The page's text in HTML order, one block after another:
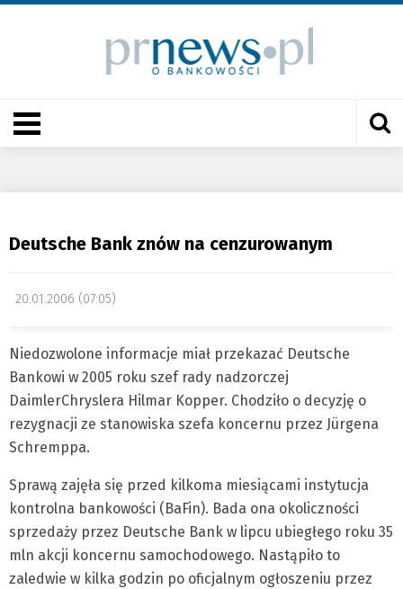
Deutsche Bank znów na cenzurowanym
20.01.2006 (07:05)
Niedozwolone informacje miał przekazać Deutsche
Bankowi w 2005 roku szef rady nadzorczej
DaimlerChryslera Hilmar Kopper. Chodziło o decyzję o
rezygnacji ze stanowiska szefa koncernu przez Jürgena
Schremppa.
Sprawą zajęła się przed kilkoma miesiącami instytucja
kontrolna bankowości (BaFin). Bada ona okoliczności
sprzedaży przez Deutsche Bank w lipcu ubiegłego roku 35
mln akcji koncernu samochodowego. Nastąpiło to
zaledwie w kilka godzin po oficjalnym ogłoszeniu przez